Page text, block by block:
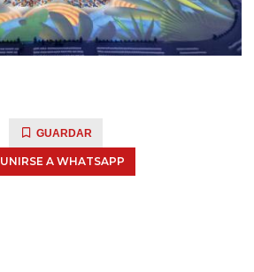
GUARDAR
UNIRSE A WHATSAPP